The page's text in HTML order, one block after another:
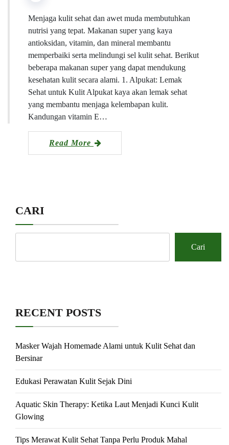
Menjaga kulit sehat dan awet muda membutuhkan
nutrisi yang tepat. Makanan super yang kaya
antioksidan, vitamin, dan mineral membantu
memperbaiki serta melindungi sel kulit sehat. Berikut
beberapa makanan super yang dapat mendukung
kesehatan kulit secara alami. 1. Alpukat: Lemak
Sehat untuk Kulit Alpukat kaya akan lemak sehat
yang membantu menjaga kelembapan kulit.
Kandungan vitamin E…
Read More
CARI
Cari
RECENT POSTS
Masker Wajah Homemade Alami untuk Kulit Sehat dan
Bersinar
Edukasi Perawatan Kulit Sejak Dini
Aquatic Skin Therapy: Ketika Laut Menjadi Kunci Kulit
Glowing
Tips Merawat Kulit Sehat Tanpa Perlu Produk Mahal